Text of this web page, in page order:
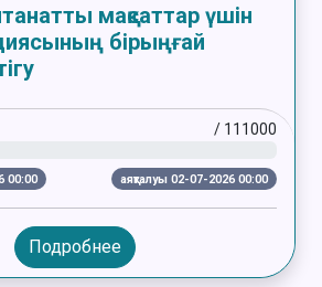
мақсаттар үшін
бірыңғай
/ 111000
00:00 аяқталуы 02-07-2026 00:00
Подробнее